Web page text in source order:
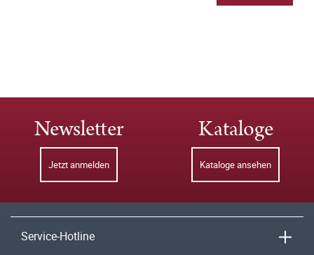
Newsletter
Jetzt anmelden
Kataloge
Kataloge ansehen
Service-Hotline